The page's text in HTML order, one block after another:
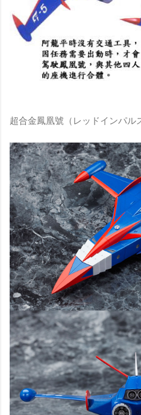
超合金鳳凰號（レッドインパル